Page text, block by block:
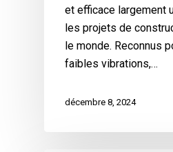
et efficace largement
les projets de
le monde. Reconnus
faibles vibrations,…
décembre 8, 2024